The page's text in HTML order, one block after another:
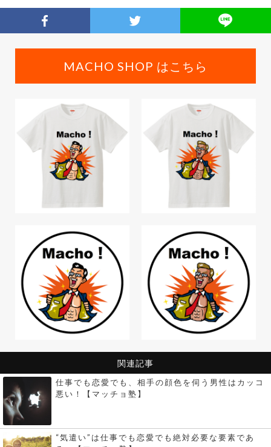
MACHO SHOP はこちら
関連記事
仕事でも恋愛でも、相手の顔色を伺う男性はカッコ
悪い！【マッチョ塾】
“気遣い”は仕事でも恋愛でも絶対必要な要素であ